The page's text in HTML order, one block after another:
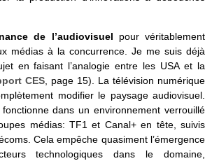
de l’audiovisuel pour véritablement
médias à la concurrence. Je me suis déjà
en faisant l’analogie entre les USA et la
CES, page 15). La télévision numérique
modifier le paysage audiovisuel.
dans un environnement verrouillé
médias: TF1 et Canal+ en tête, suivis
Cela empêche quasiment l’émergence
technologiques dans le domaine,